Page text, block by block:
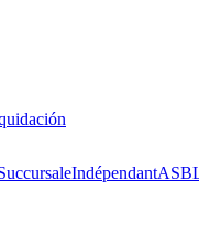
Indépendant